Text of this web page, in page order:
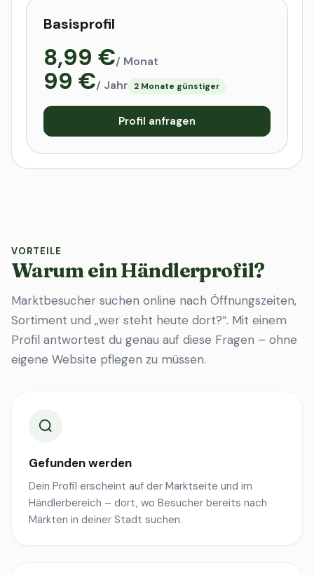
Basisprofil
8,99 €/ Monat
99 €/ Jahr 2 Monate günstiger
Profil anfragen
VORTEILE
Warum ein Händlerprofil?
Marktbesucher suchen online nach Öffnungszeiten,
Sortiment und „wer steht heute dort?“. Mit einem
Profil antwortest du genau auf diese Fragen – ohne
eigene Website pflegen zu müssen.
Gefunden werden
Dein Profil erscheint auf der Marktseite und im
Händlerbereich – dort, wo Besucher bereits nach
Märkten in deiner Stadt suchen.